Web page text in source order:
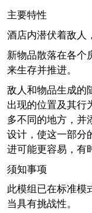
主要特性
酒店内潜伏着敌人
新物品散落在各个
来生存并推进。
敌人和物品生成的
出现的位置及其行
多不同的地方，并
设计，使这一部分
进可能更容易，
须知事项
此模组已在标准模
当具有挑战性。